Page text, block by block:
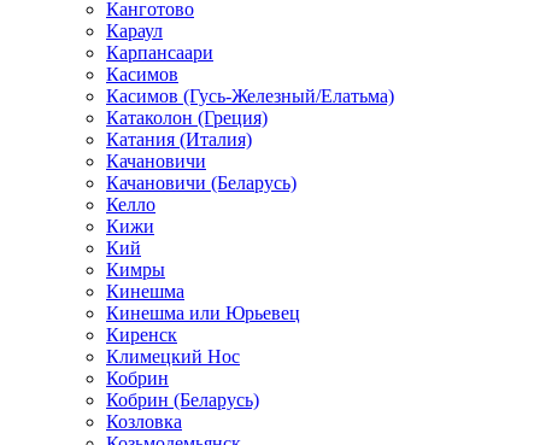
Канготово
Караул
Карпансаари
Касимов
Касимов (Гусь-Железный/Елатьма)
Катаколон (Греция)
Катания (Италия)
Качановичи
Качановичи (Беларусь)
Келло
Кижи
Кий
Кимры
Кинешма
Кинешма или Юрьевец
Киренск
Климецкий Нос
Кобрин
Кобрин (Беларусь)
Козловка